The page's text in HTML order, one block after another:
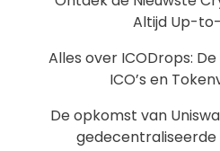
Altijd Up-
Alles over ICODrops:
ICO’s en
De opkomst van
gedecentraliseerde